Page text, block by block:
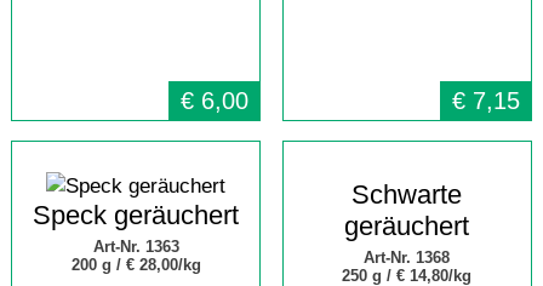
€ 6,00 € 7,15
Speck geräuchert
Art-Nr. 1363
200 g / € 28,00/kg
Schwarte
geräuchert
Art-Nr. 1368
250 g /€ 14,80/kg